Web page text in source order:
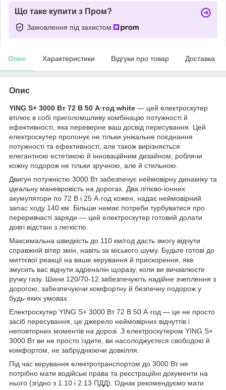
Що таке купити з Пром?
Замовлення під захистом
Опис Характеристики Відгуки про товар Доставка
Опис
YING S+ 3000 Вт 72 В 50 А·год white — цей електроскутер
втілює в собі приголомшливу комбінацію потужності й
ефективності, яка переверне ваш досвід пересування. Цей
електроскутер пропонує не тільки унікальне поєднання
потужності та ефективності, але також вирізняється
елегантною естетикою й інноваційним дизайном, роблячи
кожну подорож не тільки зручною, але й стильною.
Двигун потужністю 3000 Вт забезпечує неймовірну динаміку та
ідеальну маневровість на дорогах. Два літієво-іонних
акумулятори по 72 В і 25 А·год кожен, надає неймовірний
запас ходу 140 км. Більше немає потреби турбуватися про
переривчасті заряди — цей електроскутер готовий долати
довгі відстані з легкістю.
Максимальна швидкість до 110 км/год дасть змогу відчути
справжній вітер змін, навіть за міського шуму. Будьте готові до
миттєвої реакції на ваше керування й прискорення, яке
змусить вас відчути адреналін щоразу, коли ви вичавлюєте
ручку газу. Шини 120/70-12 забезпечують надійне зчеплення з
дорогою, забезпечуючи комфортну й безпечну подорож у
будь-яких умовах.
Електроскутер YING S+ 3000 Вт 72 В 50 А·год — це не просто
засіб пересування, це джерело неймовірних відчуттів і
неповторних моментів на дорозі. З електроскутером YING S+
3000 Вт ви не просто їздите, ви насолоджуєтеся свободою й
комфортом, не забруднюючи довкілля.
Під час керування електротранспортом до 3000 Вт не
потрібно мати водійські права та реєстраційні документи на
нього (згідно з 1.10 і 2.13 ПДД). Однак рекомендуємо мати